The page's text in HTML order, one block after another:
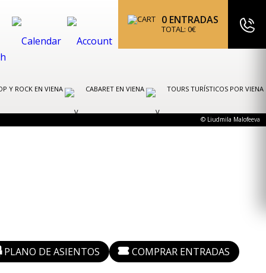
0 ENTRADAS
TOTAL: 0€
Y ROCK EN VIENA CABARET EN VIENA TOURS TURÍSTICOS POR VIENA
© Liudmila Malofeeva
PLANO DE ASIENTOS COMPRAR ENTRADAS